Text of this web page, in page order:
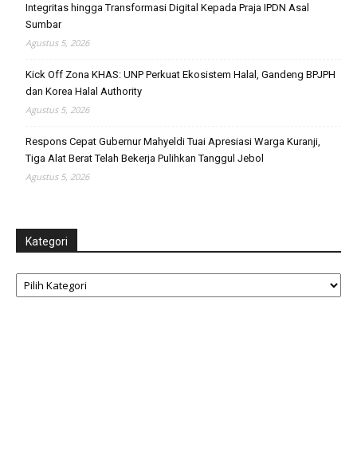
Integritas hingga Transformasi Digital Kepada Praja IPDN Asal
Sumbar
Agustus 5, 2026
Kick Off Zona KHAS: UNP Perkuat Ekosistem Halal, Gandeng BPJPH
dan Korea Halal Authority
Agustus 5, 2026
Respons Cepat Gubernur Mahyeldi Tuai Apresiasi Warga Kuranji,
Tiga Alat Berat Telah Bekerja Pulihkan Tanggul Jebol
Agustus 5, 2026
Kategori
Kategori